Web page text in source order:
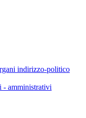
indirizzo-politico
- amministrativi